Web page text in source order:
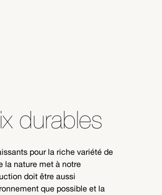
durables
pour la riche variété de
la nature met à notre
doit être aussi
que possible et la